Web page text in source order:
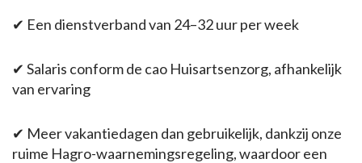
✔ Een dienstverband van 24–32 uur per week
✔ Salaris conform de cao Huisartsenzorg, afhankelijk
van ervaring
✔ Meer vakantiedagen dan gebruikelijk, dankzij onze
ruime Hagro-waarnemingsregeling, waardoor een